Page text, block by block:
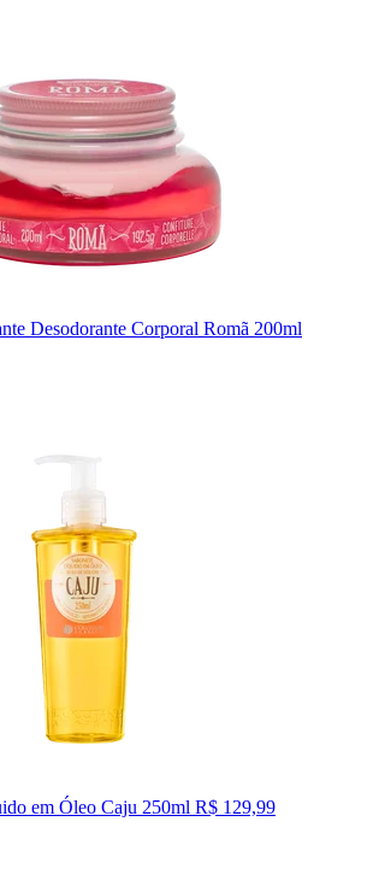
Desodorante Corporal Romã 200ml
em Óleo Caju 250ml R$ 129,99